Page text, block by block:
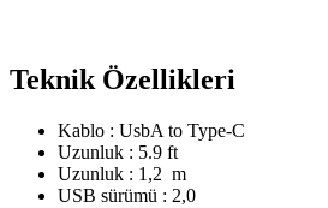
Teknik Özellikleri
Kablo : UsbA to Type-C
Uzunluk : 5.9 ft
Uzunluk : 1,2 m
USB sürümü : 2,0